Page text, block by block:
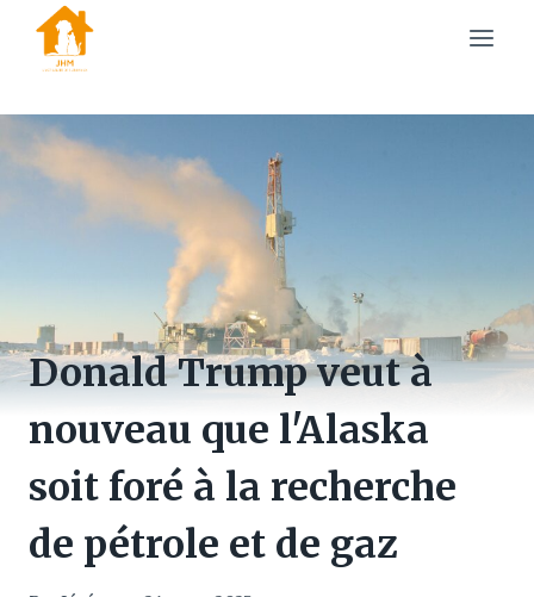
content
Donald Trump veut à
nouveau que l'Alaska
soit foré à la recherche
de pétrole et de gaz